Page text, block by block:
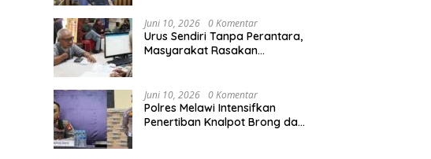
Agraria/Pertanahan dan Tata
Ruang
Juni 10, 2026 0 Komentar
Urus Sendiri Tanpa Perantara,
Masyarakat Rasakan
Juni 10, 2026 0 Komentar
Polres Melawi Intensifkan
Penertiban Knalpot Brong dan